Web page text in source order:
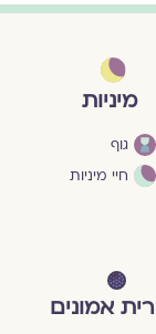
מיניות
גוף
חיי מיניות
אמונים